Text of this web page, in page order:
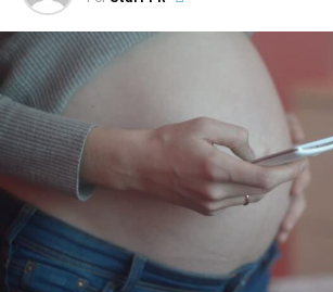
manos, con el cuerpo, no se puede llegar
extremo», agregó.
La entrevista comenzó con el joven
en Zárate: «Jugaba al rugby en el Club
entrenaba dos veces por semana. Había
profesorado de Educación Física. En el
entrenaba ni cursaba, trabajaba con mi
riegos».
«La violencia en el rugby es cero. La
más violencia», afirmó.